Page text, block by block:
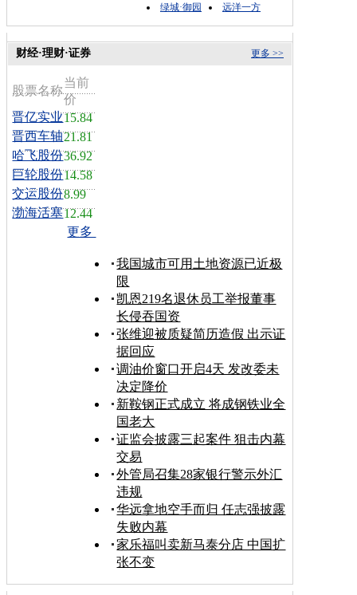
绿城·御园
远洋一方
更多 >>
财经·理财·证券
股票名称
当前
价
晋亿实业15.84
晋西车轴21.81
哈飞股份36.92
巨轮股份14.58
交运股份8.99
渤海活塞12.44
更多
我国城市可用土地资源已近极
限
凯恩219名退休员工举报董事
长侵吞国资
张维迎被质疑简历造假 出示证
据回应
调油价窗口开启4天 发改委未
决定降价
新鞍钢正式成立 将成钢铁业全
国老大
证监会披露三起案件 狙击内幕
交易
外管局召集28家银行警示外汇
违规
华远拿地空手而归 任志强披露
失败内幕
家乐福叫卖新马泰分店 中国扩
张不变